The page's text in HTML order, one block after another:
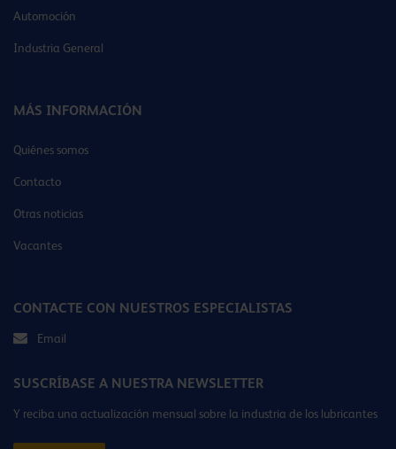
Automoción
Industria General
MÁS INFORMACIÓN
Quiénes somos
Contacto
Otras noticias
Vacantes
CONTACTE CON NUESTROS ESPECIALISTAS
Email
SUSCRÍBASE A NUESTRA NEWSLETTER
Y reciba una actualización mensual sobre la industria de los lubricantes